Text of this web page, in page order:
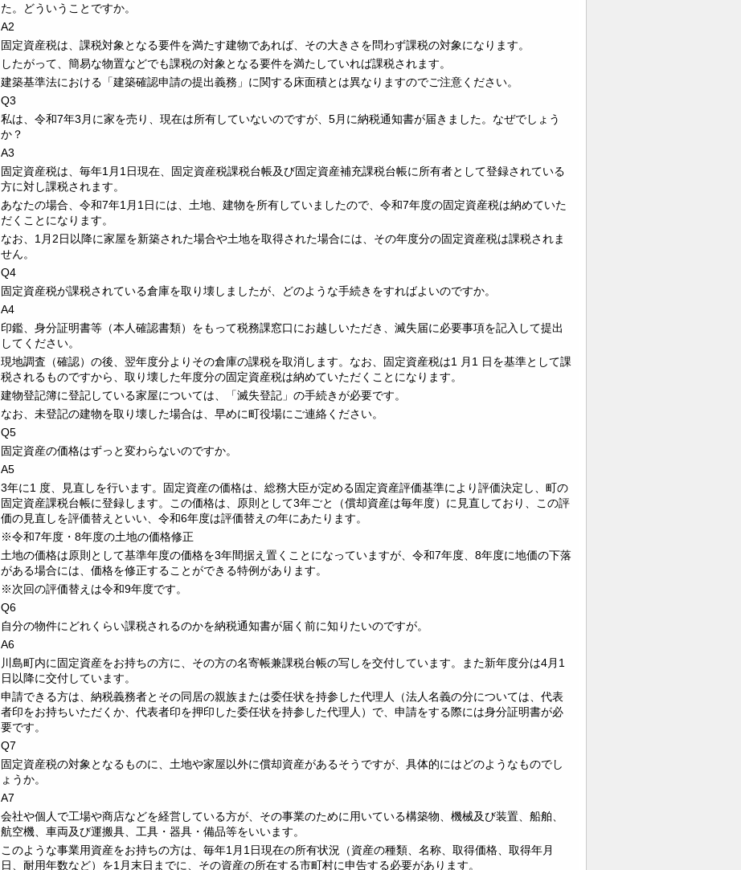
た。どういうことですか。
A2
固定資産税は、課税対象となる要件を満たす建物であれば、その大きさを問わず課税の対象になります。
したがって、簡易な物置などでも課税の対象となる要件を満たしていれば課税されます。
建築基準法における「建築確認申請の提出義務」に関する床面積とは異なりますのでご注意ください。
Q3
私は、令和7年3月に家を売り、現在は所有していないのですが、5月に納税通知書が届きました。なぜでしょう
か？
A3
固定資産税は、毎年1月1日現在、固定資産税課税台帳及び固定資産補充課税台帳に所有者として登録されている
方に対し課税されます。
あなたの場合、令和7年1月1日には、土地、建物を所有していましたので、令和7年度の固定資産税は納めていた
だくことになります。
なお、1月2日以降に家屋を新築された場合や土地を取得された場合には、その年度分の固定資産税は課税されま
せん。
Q4
固定資産税が課税されている倉庫を取り壊しましたが、どのような手続きをすればよいのですか。
A4
印鑑、身分証明書等（本人確認書類）をもって税務課窓口にお越しいただき、滅失届に必要事項を記入して提出
してください。
現地調査（確認）の後、翌年度分よりその倉庫の課税を取消します。なお、固定資産税は1 月1 日を基準として課
税されるものですから、取り壊した年度分の固定資産税は納めていただくことになります。
建物登記簿に登記している家屋については、「滅失登記」の手続きが必要です。
なお、未登記の建物を取り壊した場合は、早めに町役場にご連絡ください。
Q5
固定資産の価格はずっと変わらないのですか。
A5
3年に1 度、見直しを行います。固定資産の価格は、総務大臣が定める固定資産評価基準により評価決定し、町の
固定資産課税台帳に登録します。この価格は、原則として3年ごと（償却資産は毎年度）に見直しており、この評
価の見直しを評価替えといい、令和6年度は評価替えの年にあたります。
※令和7年度・8年度の土地の価格修正
土地の価格は原則として基準年度の価格を3年間据え置くことになっていますが、令和7年度、8年度に地価の下落
がある場合には、価格を修正することができる特例があります。
※次回の評価替えは令和9年度です。
Q6
自分の物件にどれくらい課税されるのかを納税通知書が届く前に知りたいのですが。
A6
川島町内に固定資産をお持ちの方に、その方の名寄帳兼課税台帳の写しを交付しています。また新年度分は4月1
日以降に交付しています。
申請できる方は、納税義務者とその同居の親族または委任状を持参した代理人（法人名義の分については、代表
者印をお持ちいただくか、代表者印を押印した委任状を持参した代理人）で、申請をする際には身分証明書が必
要です。
Q7
固定資産税の対象となるものに、土地や家屋以外に償却資産があるそうですが、具体的にはどのようなものでし
ょうか。
A7
会社や個人で工場や商店などを経営している方が、その事業のために用いている構築物、機械及び装置、船舶、
航空機、車両及び運搬具、工具・器具・備品等をいいます。
このような事業用資産をお持ちの方は、毎年1月1日現在の所有状況（資産の種類、名称、取得価格、取得年月
日、耐用年数など）を1月末日までに、その資産の所在する市町村に申告する必要があります。